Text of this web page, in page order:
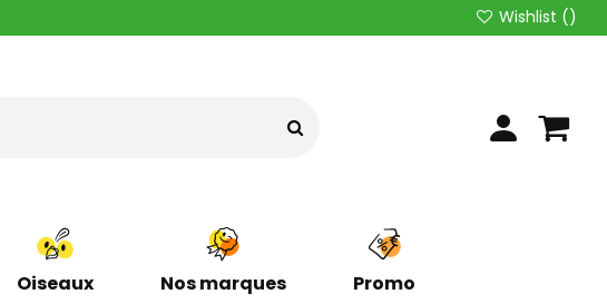
Wishlist ()
Oiseaux Nos marques Promo